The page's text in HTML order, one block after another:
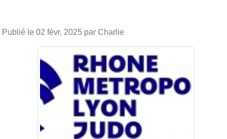
Publié le 02 févr. 2025 par Charlie